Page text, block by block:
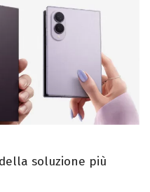
soluzione più